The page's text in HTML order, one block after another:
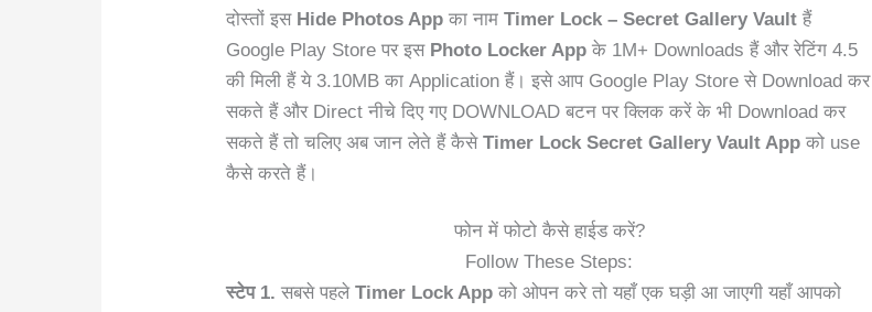
दोस्तों इसHide Photos App का नामTimer Lock – Secret Gallery Vault हैं
Google Play Store पर इस Photo Locker App के 1M+ Downloads हैं और रेटिंग 4.5
की मिली हैं ये 3.10MB का Application हैं। इसे आप Google Play Store से Download कर
सकते हैं और Direct नीचे दिए गए DOWNLOAD बटन पर क्लिक करें के भी Download कर
सकते हैं तो चलिए अब जान लेते हैं कैसेTimer Lock Secret Gallery Vault App को use
कैसे करते हैं।
फोन में फोटो कैसे हाईड करें?
Follow These Steps:
स्टेप 1. सबसे पहलेTimer Lock App को ओपन करे तो यहाँ एक घड़ी आ जाएगी यहाँ आपको